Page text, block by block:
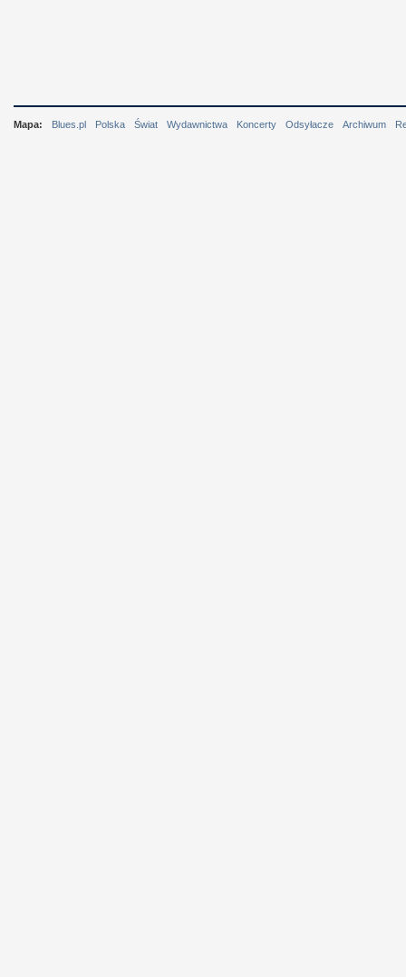
Mapa: Blues.pl Polska Świat Wydawnictwa Koncerty Odsyłacze Archiwum